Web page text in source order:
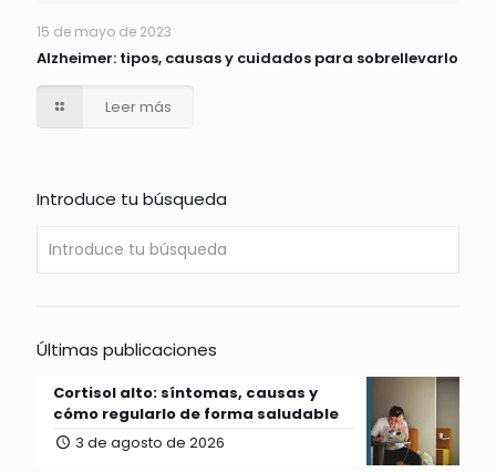
15 de mayo de 2023
Alzheimer: tipos, causas y cuidados para sobrellevarlo
Leer más
Introduce tu búsqueda
Últimas publicaciones
Cortisol alto: síntomas, causas y
cómo regularlo de forma saludable
3 de agosto de 2026